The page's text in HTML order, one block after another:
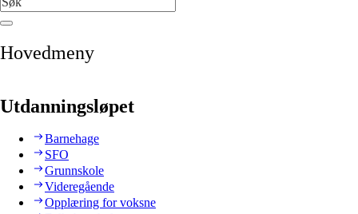
Hovedmeny
Utdanningsløpet
Barnehage
SFO
Grunnskole
Videregående
Opplæring for voksne